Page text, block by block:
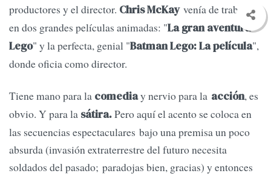
productores y el director. Chris McKayvenía de trabajar
en dos grandes películas animadas: "La gran aventura
Lego" y la perfecta, genial "Batman Lego: La película",
donde oficia como director.
Tiene mano para la comediay nervio para la acción, es
obvio. Y para la sátira.Pero aquí el acento se coloca en
las secuencias espectaculares bajo una premisa un poco
absurda (invasión extraterrestre del futuro necesita
soldados del pasado; paradojas bien, gracias) y entonces